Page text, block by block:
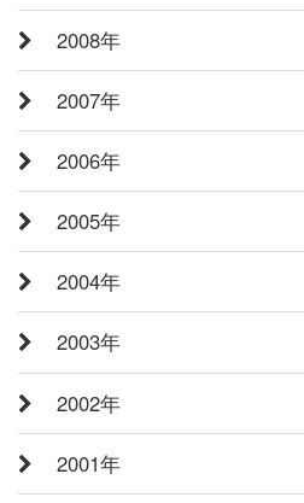
2008年
2007年
2006年
2005年
2004年
2003年
2002年
2001年